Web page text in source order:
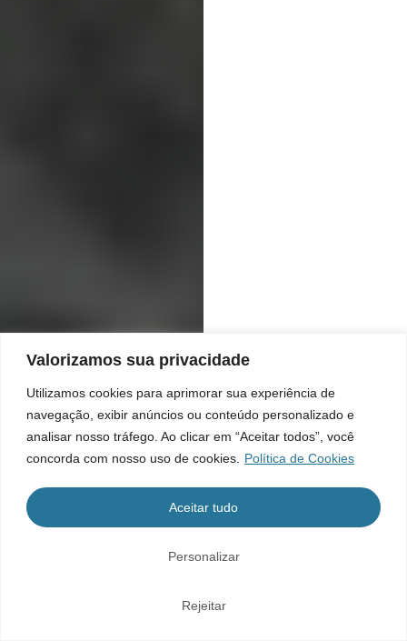
Valorizamos sua privacidade
Utilizamos cookies para aprimorar sua experiência de
navegação, exibir anúncios ou conteúdo personalizado e
analisar nosso tráfego. Ao clicar em “Aceitar todos”, você
concorda com nosso uso de cookies.
Política de Cookies
Personalizar
Rejeitar
Aceitar tudo